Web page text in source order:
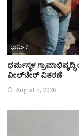
ಧಾರ್ಮಿಕ
ಧರ್ಮಸ್ಥಳ
ವೀಲ್‌ಚೇರ್ ವಿತರಣೆ
August 5, 2026